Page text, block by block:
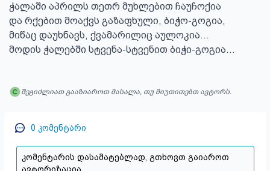
ჭალაში აპრილს თეთრ მუხლებით ჩაუჩოქია
და რქებით მოაქვს გაზაფხული, ბიჭო-გოგია,
მიწაც დაუხნავს, ქვამარილიც აულოკია…
მოდის ჭალებში სტვენა-სტვენით ბიჭი-გოგია…
შეგიძლიათ გააზიაროთ მასალა, თუ მიუთითებთ ავტორს.
0 კომენტარი